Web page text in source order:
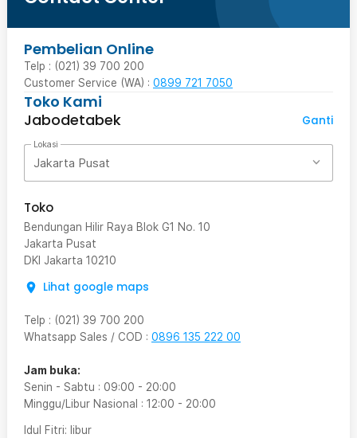
Pembelian Online
Telp : (021) 39 700 200
Customer Service (WA) : 0899 721 7050
Toko Kami
Jabodetabek
Ganti
Lokasi
Jakarta Pusat
Toko
Bendungan Hilir Raya Blok G1 No. 10
Jakarta Pusat
DKI Jakarta 10210
Lihat google maps
Telp : (021) 39 700 200
Whatsapp Sales / COD : 0896 135 222 00
Jam buka:
Senin - Sabtu : 09:00 - 20:00
Minggu/Libur Nasional : 12:00 - 20:00
Idul Fitri: libur